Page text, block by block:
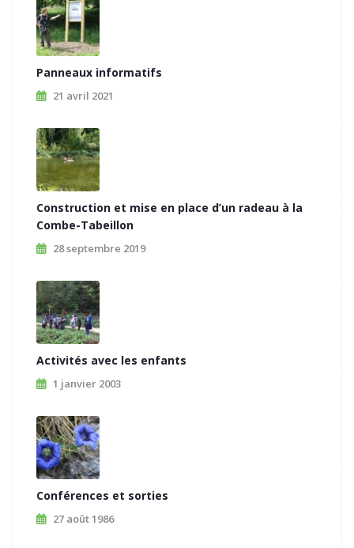
Panneaux informatifs
21 avril 2021
Construction et mise en place d’un radeau à la
Combe-Tabeillon
28 septembre 2019
Activités avec les enfants
1 janvier 2003
Conférences et sorties
27 août 1986